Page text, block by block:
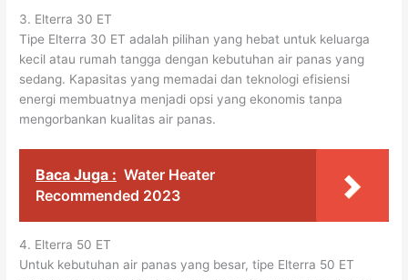
3. Elterra 30 ET
Tipe Elterra 30 ET adalah pilihan yang hebat untuk keluarga
kecil atau rumah tangga dengan kebutuhan air panas yang
sedang. Kapasitas yang memadai dan teknologi efisiensi
energi membuatnya menjadi opsi yang ekonomis tanpa
mengorbankan kualitas air panas.
Baca Juga : Water Heater
Recommended 2023
4. Elterra 50 ET
Untuk kebutuhan air panas yang besar, tipe Elterra 50 ET